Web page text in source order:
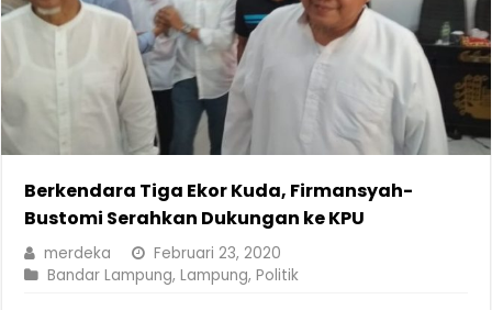
Berkendara Tiga Ekor Kuda, Firmansyah-
Bustomi Serahkan Dukungan ke KPU
merdeka
Februari 23, 2020
Bandar Lampung,Lampung,Politik